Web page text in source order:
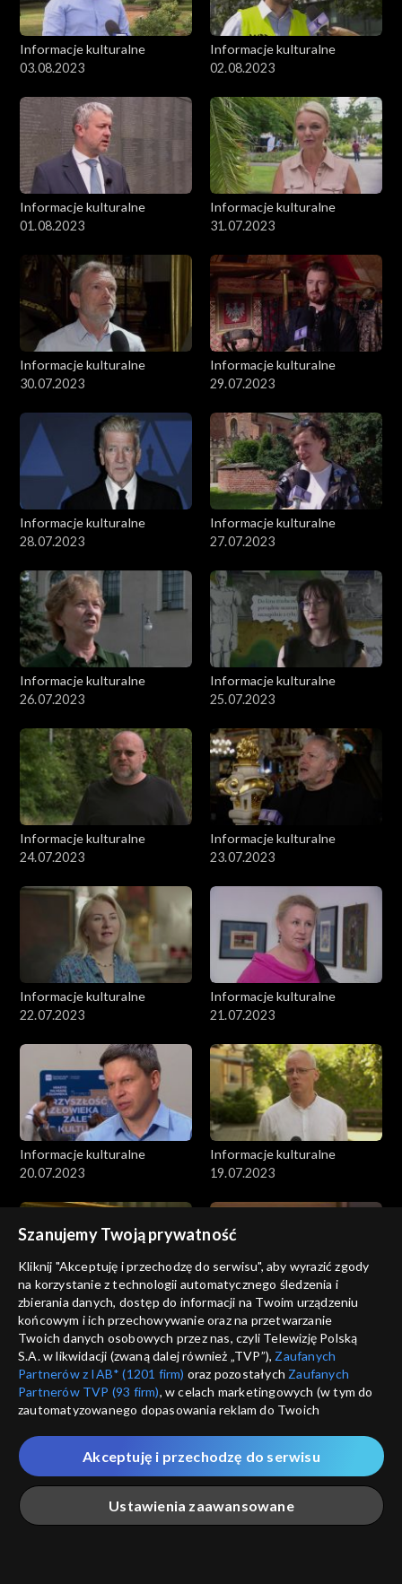
Informacje kulturalne
03.08.2023
Informacje kulturalne
02.08.2023
Informacje kulturalne
01.08.2023
Informacje kulturalne
31.07.2023
Informacje kulturalne
30.07.2023
Informacje kulturalne
29.07.2023
Informacje kulturalne
28.07.2023
Informacje kulturalne
27.07.2023
Informacje kulturalne
26.07.2023
Informacje kulturalne
25.07.2023
Informacje kulturalne
24.07.2023
Informacje kulturalne
23.07.2023
Informacje kulturalne
22.07.2023
Informacje kulturalne
21.07.2023
Informacje kulturalne
20.07.2023
Informacje kulturalne
19.07.2023
Informacje kulturalne
18.07.2023
Informacje kulturalne
17.07.2023
Informacje kulturalne
16.07.2023
Informacje kulturalne
15.07.2023
Szanujemy Twoją prywatność
Kliknij "Akceptuję i przechodzę do serwisu", aby wyrazić zgody
na korzystanie z technologii automatycznego śledzenia i
zbierania danych, dostęp do informacji na Twoim urządzeniu
końcowym i ich przechowywanie oraz na przetwarzanie
Twoich danych osobowych przez nas, czyli Telewizję Polską
S.A. w likwidacji (zwaną dalej również „TVP”), Zaufanych
Partnerów z IAB* (1201 firm) oraz pozostałych Zaufanych
Partnerów TVP (93 firm), w celach marketingowych (w tym do
zautomatyzowanego dopasowania reklam do Twoich
które wskazujemy poniżej, a także zgody na udostępnianie
przez nas identyfikatora PPID do Google.
Twoje dane osobowe zbierane podczas odwiedzania przez
Ciebie naszych
poszczególnych serwisówzwanych dalej
„Portalem”, w tym informacje zapisywane za pomocą
Ustawienia zaawansowane
Akceptuję i przechodzę do serwisu